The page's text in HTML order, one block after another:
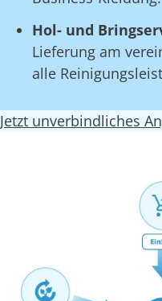
Hol- und
Lieferung am
alle
Jetzt unverbindliches